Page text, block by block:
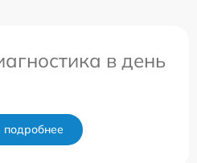
в день
подробнее